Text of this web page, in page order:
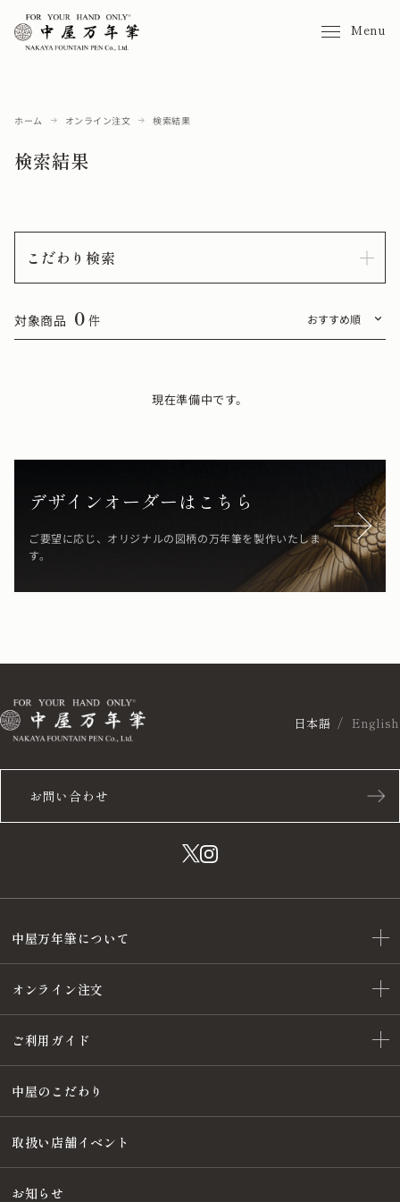
Menu
ホーム オンライン注文 検索結果
検索結果
こだわり検索
対象商品 0 件
現在準備中です。
デザインオーダーはこちら
ご要望に応じ、オリジナルの図柄の万年筆を製作いたしま
す。
お問い合わせ
日本語 English
中屋万年筆について
オンライン注文
ご利用ガイド
中屋のこだわり
取扱い店舗イベント
お知らせ